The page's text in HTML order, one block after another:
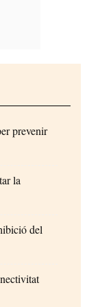
prevenir
la
del